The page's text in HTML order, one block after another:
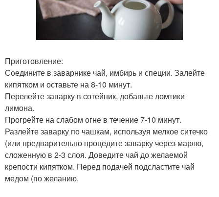
Приготовление:
Соедините в заварнике чай, имбирь и специи. Залейте
кипятком и оставьте на 8-10 минут.
Перелейте заварку в сотейник, добавьте ломтики
лимона.
Прогрейте на слабом огне в течение 7-10 минут.
Разлейте заварку по чашкам, используя мелкое ситечко
(или предварительно процедите заварку через марлю,
сложенную в 2-3 слоя. Доведите чай до желаемой
крепости кипятком. Перед подачей подсластите чай
медом (по желанию.